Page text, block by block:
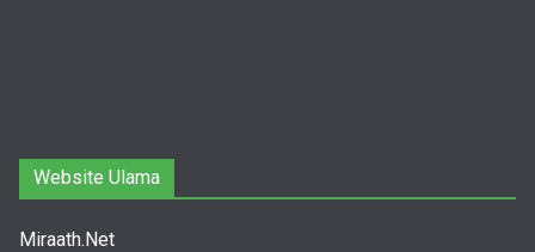
Website Ulama
Miraath.Net